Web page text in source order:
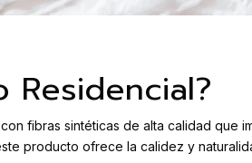
fibras sintéticas de alta calidad que
producto ofrece la calidez y